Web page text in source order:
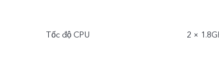
Tốc độ CPU 2 ×